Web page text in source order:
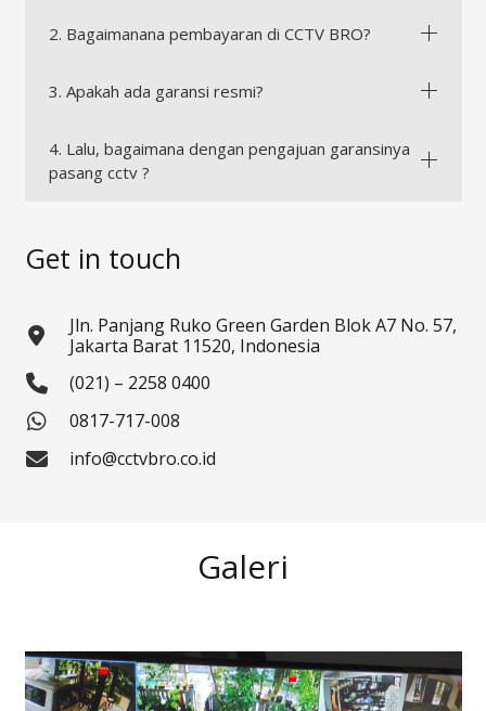
2. Bagaimanana pembayaran di CCTV BRO?
3. Apakah ada garansi resmi?
4. Lalu, bagaimana dengan pengajuan garansinya
pasang cctv ?
Get in touch
Jln. Panjang Ruko Green Garden Blok A7 No. 57,
Jakarta Barat 11520, Indonesia
(021) – 2258 0400
0817-717-008
info@cctvbro.co.id
Galeri